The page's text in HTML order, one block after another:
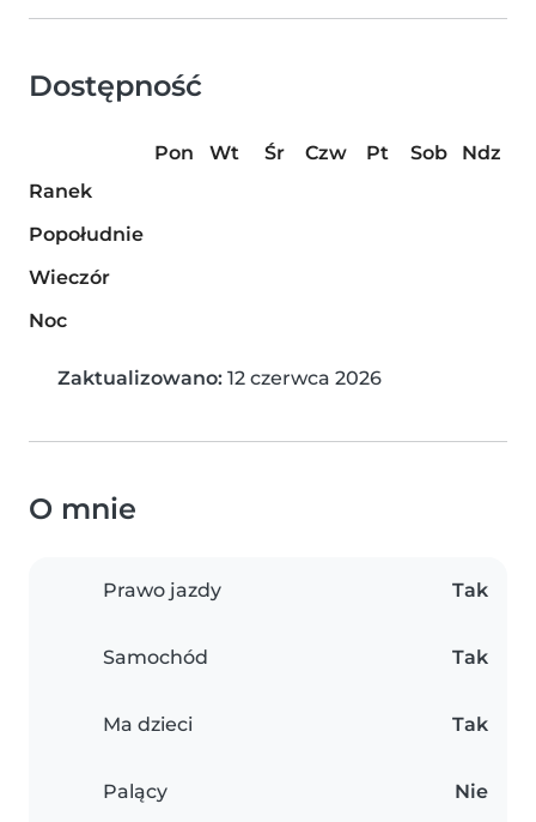
Dostępność
Pon Wt Śr Czw Pt Sob
Ndz
Ranek
Popołudnie
Wieczór
Noc
Zaktualizowano: 12 czerwca 2026
O mnie
Prawo jazdy Tak
Samochód Tak
Ma dzieci Tak
Palący Nie